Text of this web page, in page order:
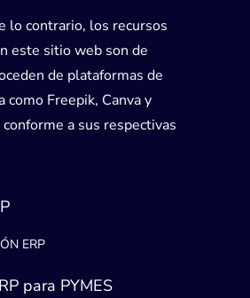
lo contrario, los recursos
este sitio web son de
de plataformas de
como Freepik, Canva y
a sus respectivas
ERP
para PYMES